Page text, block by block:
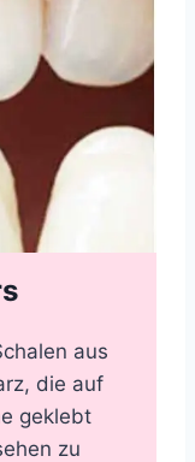
aus
die auf
geklebt
zu